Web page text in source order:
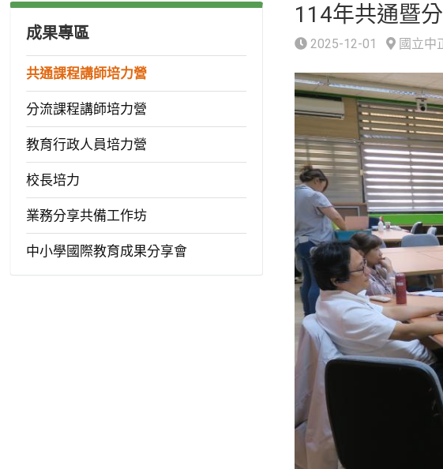
成果專區
共通課程講師培力營
分流課程講師培力營
教育行政人員培力營
校長培力
業務分享共備工作坊
中小學國際教育成果分享會
114年共通暨
2025-12-01 國立中